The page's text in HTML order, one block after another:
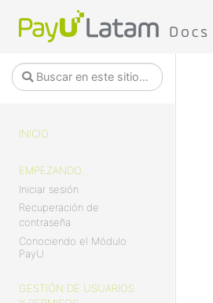
INICIO
EMPEZANDO...
Iniciar sesión
Recuperación de
contraseña
Conociendo el Módulo
PayU
GESTIÓN DE USUARIOS